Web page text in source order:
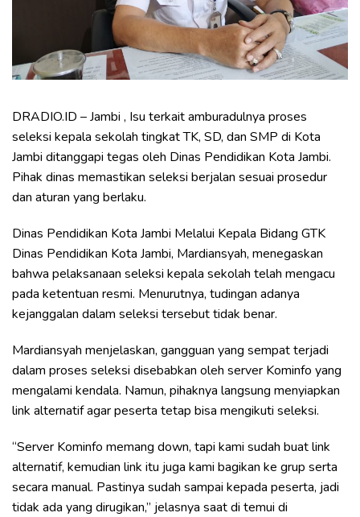
DRADIO.ID – Jambi , Isu terkait amburadulnya proses
seleksi kepala sekolah tingkat TK, SD, dan SMP di Kota
Jambi ditanggapi tegas oleh Dinas Pendidikan Kota Jambi.
Pihak dinas memastikan seleksi berjalan sesuai prosedur
dan aturan yang berlaku.
Dinas Pendidikan Kota Jambi Melalui Kepala Bidang GTK
Dinas Pendidikan Kota Jambi, Mardiansyah, menegaskan
bahwa pelaksanaan seleksi kepala sekolah telah mengacu
pada ketentuan resmi. Menurutnya, tudingan adanya
kejanggalan dalam seleksi tersebut tidak benar.
Mardiansyah menjelaskan, gangguan yang sempat terjadi
dalam proses seleksi disebabkan oleh server Kominfo yang
mengalami kendala. Namun, pihaknya langsung menyiapkan
link alternatif agar peserta tetap bisa mengikuti seleksi.
“Server Kominfo memang down, tapi kami sudah buat link
alternatif, kemudian link itu juga kami bagikan ke grup serta
secara manual. Pastinya sudah sampai kepada peserta, jadi
tidak ada yang dirugikan,” jelasnya saat di temui di